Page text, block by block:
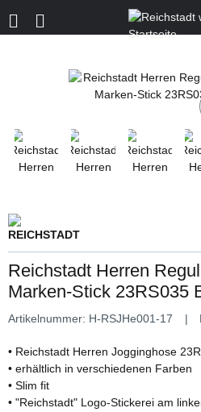
Reichstadt Herren
Marken-Stick 23RS035
Artikelnummer: H-RSJHe001-17
• Reichstadt Herren Jogginghose
• erhältlich in verschiedenen Farben
• Slim fit
• "Reichstadt" Logo-Stickerei am